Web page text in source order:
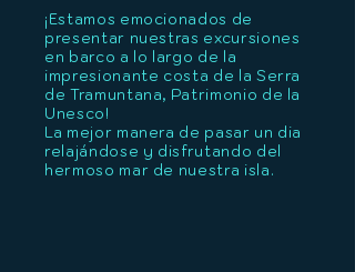
¡Estamos emocionados de
presentar nuestras excursiones
en barco a lo largo de la
impresionante costa de la Serra
de Tramuntana, Patrimonio de la
Unesco!
La mejor manera de pasar un dia
relajándose y disfrutando del
hermoso mar de nuestra isla.